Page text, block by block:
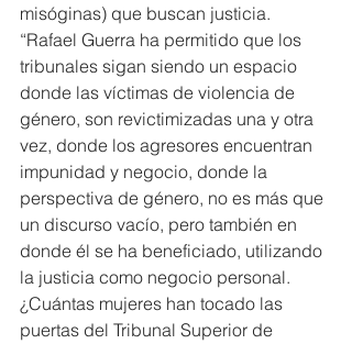
misóginas) que buscan justicia.
“Rafael Guerra ha permitido que los
tribunales sigan siendo un espacio
donde las víctimas de violencia de
género, son revictimizadas una y otra
vez, donde los agresores encuentran
impunidad y negocio, donde la
perspectiva de género, no es más que
un discurso vacío, pero también en
donde él se ha beneficiado, utilizando
la justicia como negocio personal.
¿Cuántas mujeres han tocado las
puertas del Tribunal Superior de